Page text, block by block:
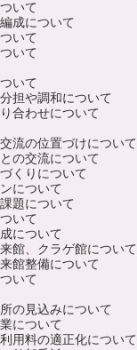
いて
成について
いて
いて
いて
担や調和について
合わせについて
流の位置づけについて
の交流について
くりについて
について
題について
いて
について
館、クラゲ館について
館整備について
いて
の見込みについて
について
用料の適正化について